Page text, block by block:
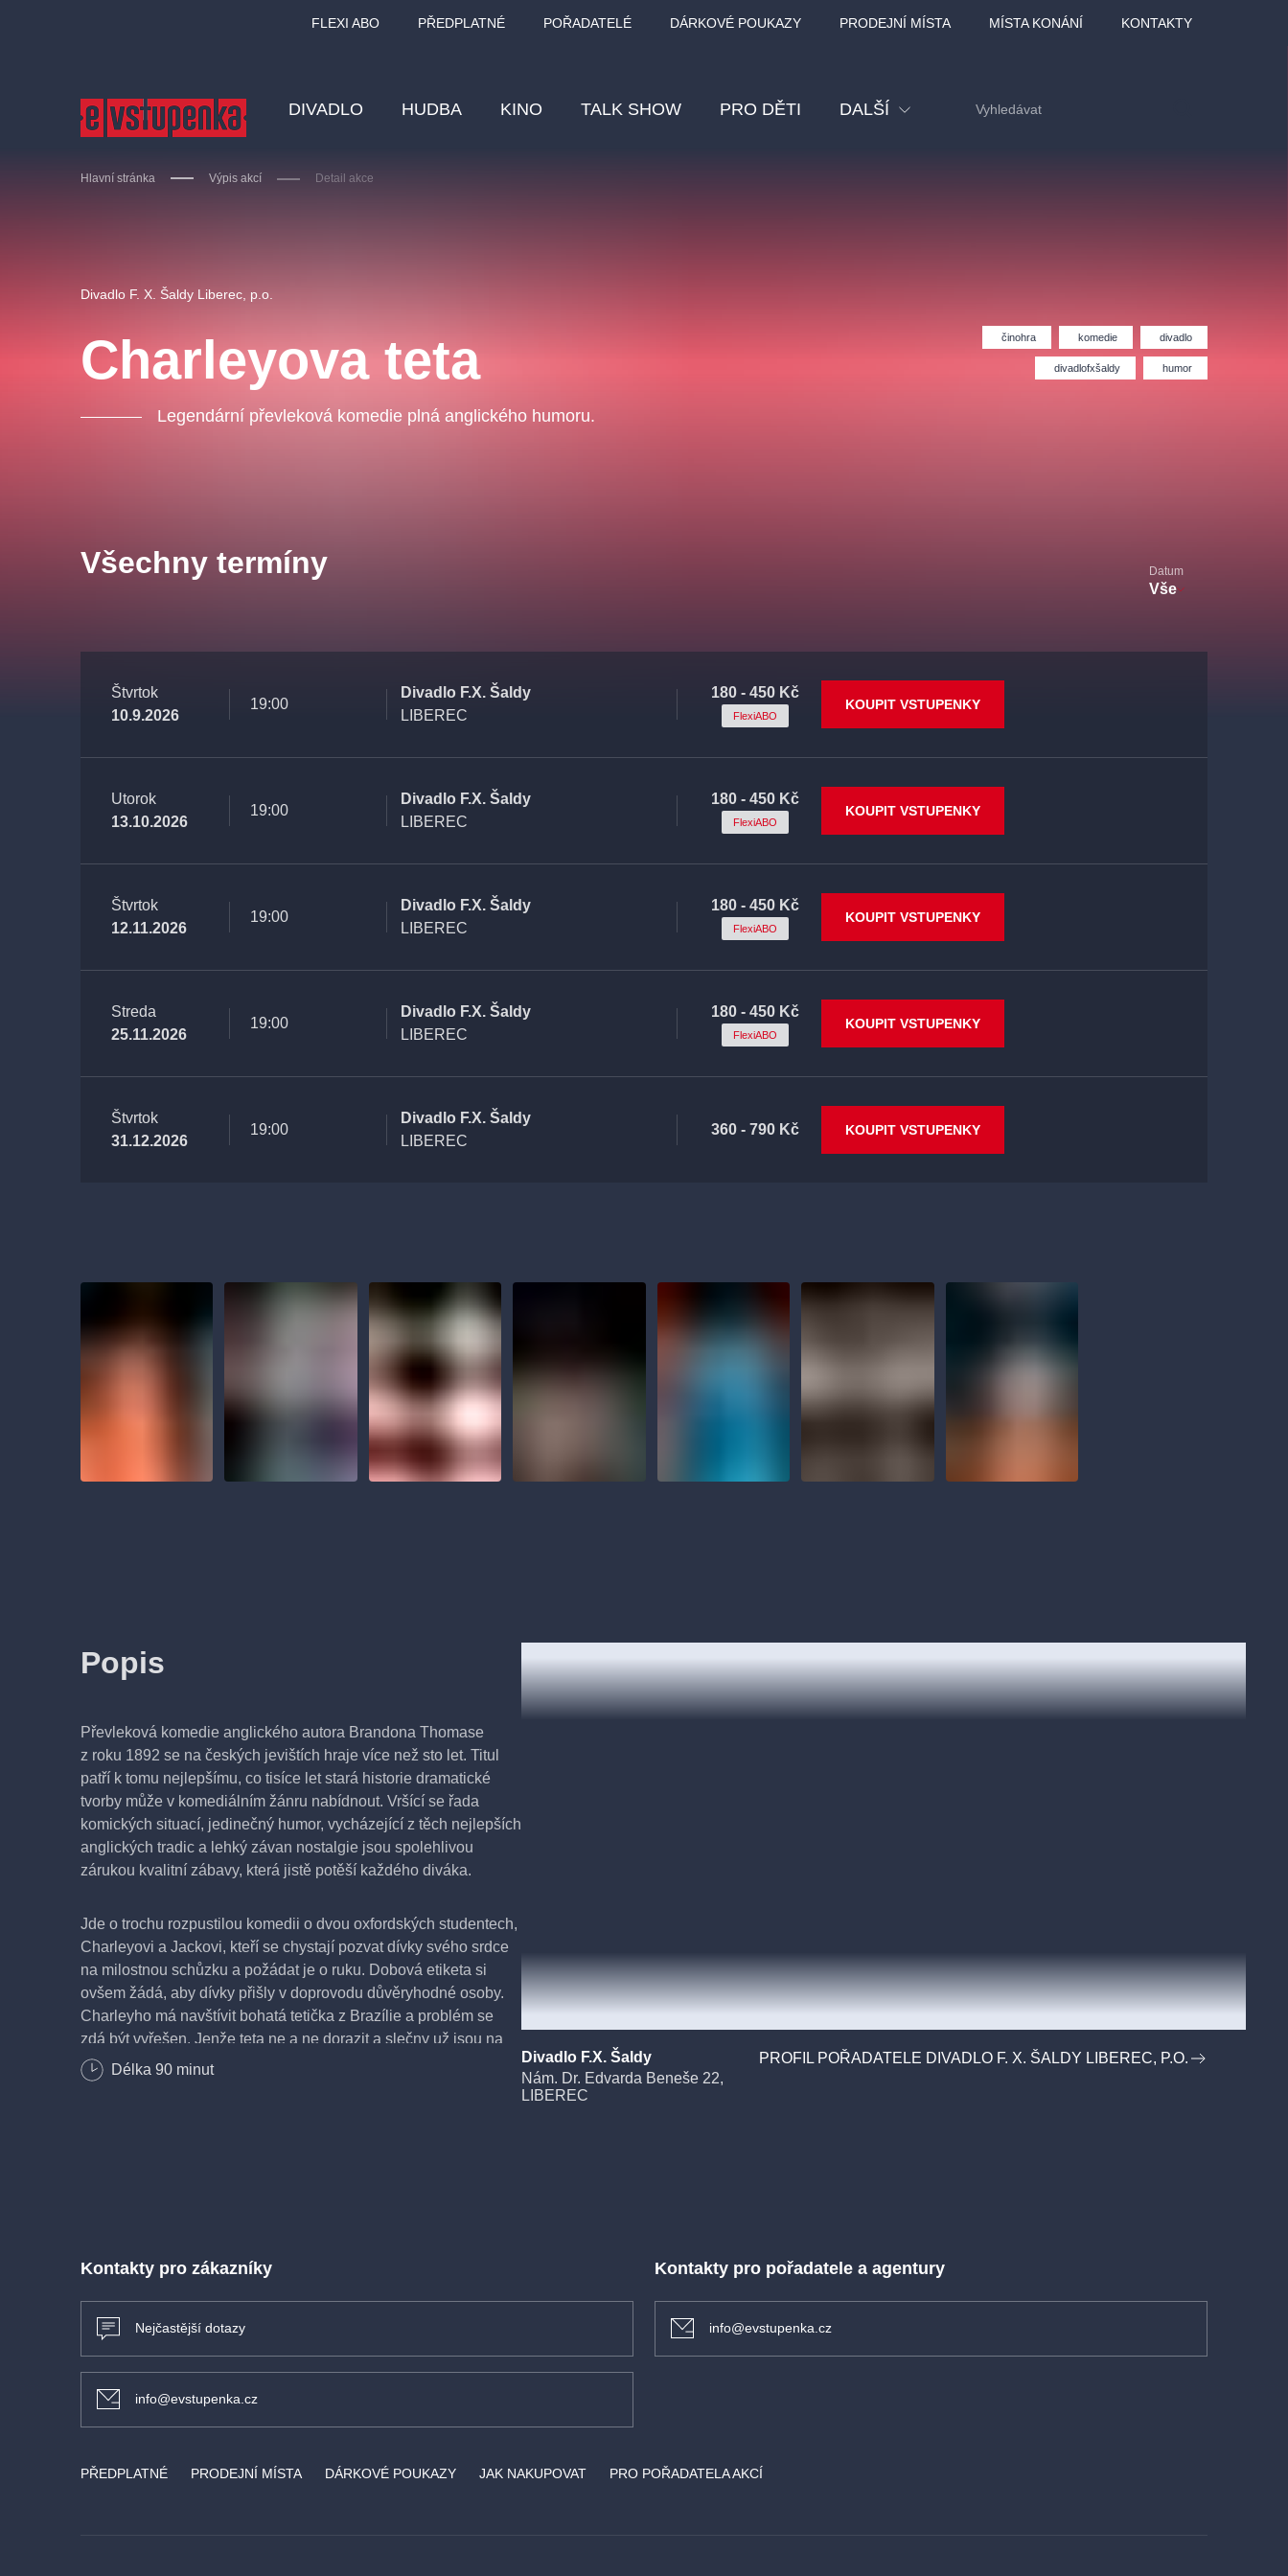
FLEXI ABO PŘEDPLATNÉ POŘADATELÉ DÁRKOVÉ POUKAZY PRODEJNÍ MÍSTA MÍSTA KONÁNÍ KONTAKTY
DIVADLO HUDBA KINO TALK SHOW PRO DĚTI DALŠÍ
Hlavní stránka Výpis akcí Detail akce
Divadlo F. X. Šaldy Liberec, p.o.
Charleyova teta
Legendární převleková komedie plná anglického humoru.
činohra komedie divadlo
divadlofxšaldy humor
Všechny termíny Datum
Vše
Štvrtok
10.9.2026
19:00
Divadlo F.X. Šaldy
LIBEREC
180 - 450 Kč
FlexiABO
KOUPIT VSTUPENKY
Utorok
13.10.2026
19:00
Divadlo F.X. Šaldy
LIBEREC
180 - 450 Kč
FlexiABO
KOUPIT VSTUPENKY
Štvrtok
12.11.2026
19:00
Divadlo F.X. Šaldy
LIBEREC
180 - 450 Kč
FlexiABO
KOUPIT VSTUPENKY
Streda
25.11.2026
19:00
Divadlo F.X. Šaldy
LIBEREC
180 - 450 Kč
FlexiABO
KOUPIT VSTUPENKY
Štvrtok
31.12.2026
19:00
Divadlo F.X. Šaldy
LIBEREC
360 - 790 Kč KOUPIT VSTUPENKY
Popis
Převleková komedie anglického autora Brandona Thomase
z roku 1892 se na českých jevištích hraje více než sto let. Titul
patří k tomu nejlepšímu, co tisíce let stará historie dramatické
tvorby může v komediálním žánru nabídnout. Vršící se řada
komických situací, jedinečný humor, vycházející z těch nejlepších
anglických tradic a lehký závan nostalgie jsou spolehlivou
zárukou kvalitní zábavy, která jistě potěší každého diváka.
Jde o trochu rozpustilou komedii o dvou oxfordských studentech,
Charleyovi a Jackovi, kteří se chystají pozvat dívky svého srdce
na milostnou schůzku a požádat je o ruku. Dobová etiketa si
ovšem žádá, aby dívky přišly v doprovodu důvěryhodné osoby.
Charleyho má navštívit bohatá tetička z Brazílie a problém se
zdá být vyřešen. Jenže teta ne a ne dorazit a slečny už jsou na
cestě. Začíná bizarní kolotoč záměn, nedorozumění a drobných
podvodů, který vyústí v nepřebernou spleť komických situací, jež
Délka 90 minut
Divadlo F.X. Šaldy
Nám. Dr. Edvarda Beneše 22,
LIBEREC
PROFIL POŘADATELE DIVADLO F. X. ŠALDY LIBEREC, P.O.
Kontakty pro zákazníky
Nejčastější dotazy
info@evstupenka.cz
Kontakty pro pořadatele a agentury
info@evstupenka.cz
PŘEDPLATNÉ PRODEJNÍ MÍSTA DÁRKOVÉ POUKAZY JAK NAKUPOVAT PRO POŘADATELA AKCÍ
divadlo premiéra klasickáhudba